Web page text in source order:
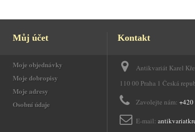
Můj účet
Moje objednávky
Moje dobropisy
Moje adresy
Osobní údaje
Kontakt
Antikvariát Karel
110 00 Praha 1 Česká
Zavolejte nám: +420
E-mail: